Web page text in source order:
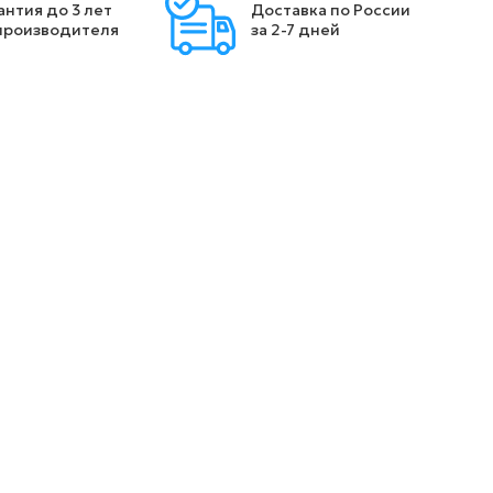
до 3 лет
Доставка по России
за 2-7 дней